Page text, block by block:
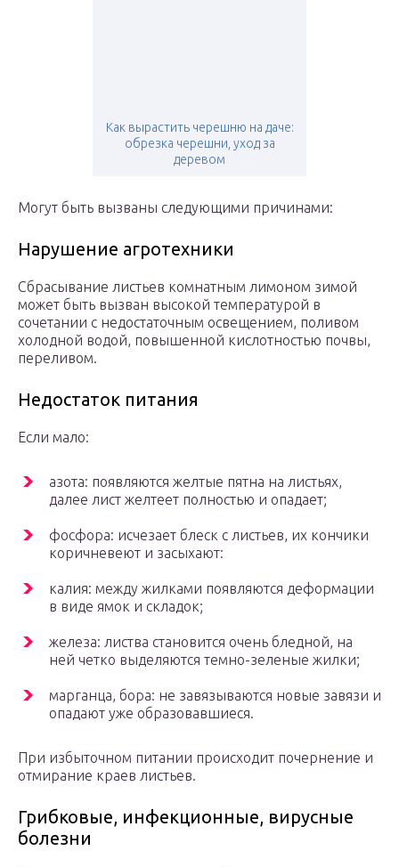
Как вырастить черешню на даче:
обрезка черешни, уход за
деревом
Могут быть вызваны следующими причинами:
Нарушение агротехники
Сбрасывание листьев комнатным лимоном зимой
может быть вызван высокой температурой в
сочетании с недостаточным освещением, поливом
холодной водой, повышенной кислотностью почвы,
переливом.
Недостаток питания
Если мало:
азота: появляются желтые пятна на листьях,
далее лист желтеет полностью и опадает;
фосфора: исчезает блеск с листьев, их кончики
коричневеют и засыхают:
калия: между жилками появляются деформации
в виде ямок и складок;
железа: листва становится очень бледной, на
ней четко выделяются темно-зеленые жилки;
марганца, бора: не завязываются новые завязи и
опадают уже образовавшиеся.
При избыточном питании происходит почернение и
отмирание краев листьев.
Грибковые, инфекционные, вирусные
болезни